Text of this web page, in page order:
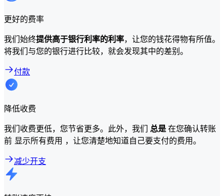
更好的费率
我们始终提供高于银行利率的利率，让您的钱花得物有所值。
将我们与您的银行进行比较，就会发现其中的差别。
付款
降低收费
我们收费更低，您节省更多。此外，我们 总是在您确认转账
前 显示所有费用 ，让您清楚地知道自己要支付的费用。
减少开支